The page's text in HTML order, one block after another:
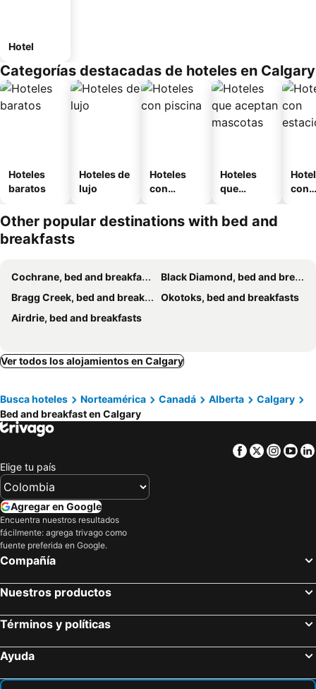
Hotel
Categorías destacadas de hoteles en Calgary
Hoteles
baratos
Hoteles de
lujo
Hoteles
con
Hoteles
que
mascotas
con
Other popular destinations with bed and
breakfasts
Cochrane, bed and breakfasts
Black Diamond, bed and breakfasts
Bragg Creek, bed and breakfasts
Okotoks, bed and breakfasts
Airdrie, bed and breakfasts
Ver todos los alojamientos en Calgary
Busca hoteles Norteamérica Canadá Alberta
Calgary
Bed and breakfast en Calgary
Facebook
Twitter
Elige tu país
Agregar en Google
Encuentra nuestros resultados
fácilmente: agrega trivago como
fuente preferida en Google.
Compañía
Nuestros productos
Términos y políticas
Ayuda